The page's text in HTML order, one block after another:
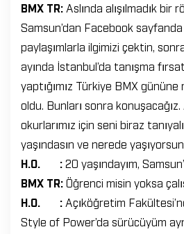
BMX TR: Aslında alışılmadık bir
Samsun’dan Facebook sayfanda
paylaşımlarla ilgimizi çektin,
ayında İstanbul’da tanışma
yaptığımız Türkiye BMX
oldu. Bunları sonra
okurlarımız için seni biraz
yaşındasın ve nerede
H.O. : 20 yaşındayım,
BMX TR: Öğrenci misin yoksa
H.O. : Açıköğretim
Style of Power’da sürücüyüm